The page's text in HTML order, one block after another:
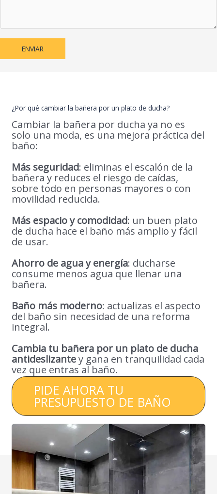
ENVIAR
¿Por qué cambiar la bañera por un plato de ducha?
Cambiar la bañera por ducha ya no es
solo una moda, es una mejora práctica del
baño:
Más seguridad: eliminas el escalón de la
bañera y reduces el riesgo de caídas,
sobre todo en personas mayores o con
movilidad reducida.
Más espacio y comodidad: un buen plato
de ducha hace el baño más amplio y fácil
de usar.
Ahorro de agua y energía: ducharse
consume menos agua que llenar una
bañera.
Baño más moderno: actualizas el aspecto
del baño sin necesidad de una reforma
integral.
Cambia tu bañera por un plato de ducha
antideslizantey gana en tranquilidad cada
vez que entras al baño.
PIDE AHORA TU
PRESUPUESTO DE BAÑO